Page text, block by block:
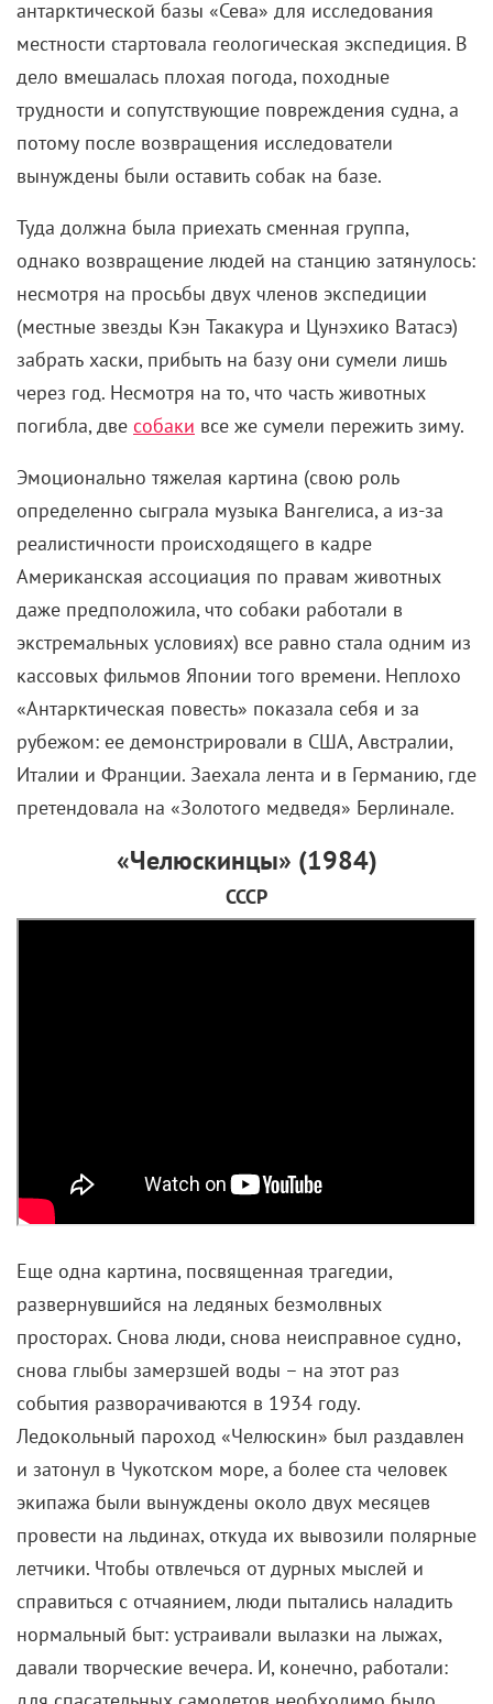
яркий пример того, как кино может достоверно
воссоздавать исторические факты: такие фильмы
про экспедиции по реальным событиям особенно
ценны.
«Антарктическая повесть» (1983)
За несколько лет до событий, которые легли в
основу«Белого плена», японцы сняли собственную
драму об экспедиции, в которой принимали
участие ездовые собаки. И тоже вдохновленную
печальной реальностью – в начале 1958 года с
антарктической базы «Сева» для исследования
местности стартовала геологическая экспедиция. В
дело вмешалась плохая погода, походные
потому после возвращения исследователи
вынуждены были оставить собак на базе.
Эмоционально тяжелая картина (свою роль
реалистичности происходящего в кадре
Американская ассоциация по правам животных
даже предположила, что собаки работали в
экстремальных условиях) все равно стала одним из
кассовых фильмов Японии того времени. Неплохо
«Антарктическая повесть» показала себя и за
рубежом: ее демонстрировали в США, Австралии,
Италии и Франции. Заехала лента и в Германию, где
претендовала на «Золотого медведя» Берлинале.
«Челюскинцы» (1984)
СССР